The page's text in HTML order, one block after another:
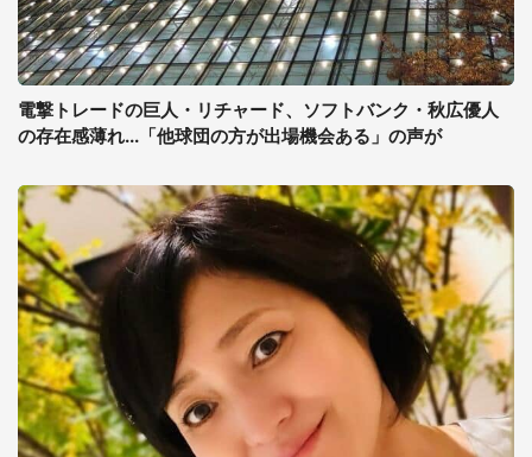
電撃トレードの巨人・リチャード、ソフトバンク・秋広優人
の存在感薄れ...「他球団の方が出場機会ある」の声が